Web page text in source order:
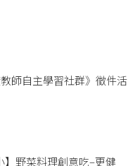
教師自主學習社群》徵件活
】野菜料理創意吃–更健